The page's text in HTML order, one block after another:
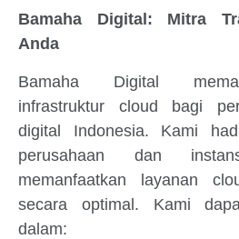
Bamaha Digital: Mitra
Anda
Bamaha Digital
infrastruktur cloud bagi
digital Indonesia. Kami
perusahaan dan
memanfaatkan layanan
secara optimal. Kami
dalam: